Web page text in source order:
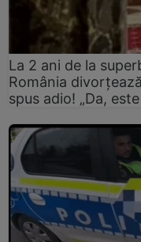
La 2 ani de la
România
spus adio! „Da,